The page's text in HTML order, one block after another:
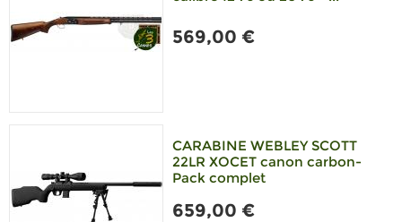
569,00 €
CARABINE WEBLEY SCOTT
22LR XOCET canon carbon-
Pack complet
659,00 €